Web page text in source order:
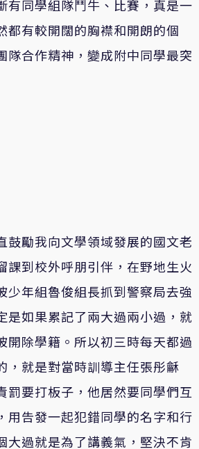
有同學組隊鬥牛、比賽，真是一
都有較開闊的胸襟和開朗的個
合作精神，變成附中同學最突
鼓勵我向文學領域發展的國文老
課到校外呼朋引伴，在野地生火
年組魯俊組長抓到警察局去強
是如果累記了兩大過兩小過，就
開除學籍。所以初三時每天都過
，就是對當時訓導主任張彤龢
罰要打板子，他居然要同學們互
用告發一起犯錯同學的名字和行
過就是為了講義氣，堅決不肯